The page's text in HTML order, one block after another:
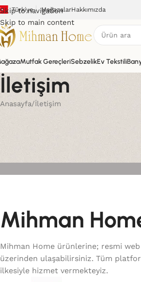
Skip to navigation
Skip to main content
Türkiye MağazalarHakkımızda
Mutfak GereçleriSebzelikEv Tekstili
İletişim
Anasayfa İletişim
Mihman
Mihman Home ürünlerine; resmi
üzerinden ulaşabilirsiniz. Tüm
ilkesiyle hizmet vermekteyiz.